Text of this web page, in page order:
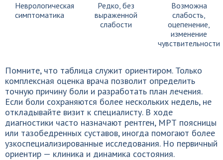
Неврологическая
симптоматика
Редко, без
выраженной
слабости
Возможна
слабость,
оцепенение,
изменение
чувствительности
Помните, что таблица служит ориентиром. Только
комплексная оценка врача позволит определить
точную причину боли и разработать план лечения.
Если боли сохраняются более нескольких недель, не
откладывайте визит к специалисту. В ходе
диагностики часто назначают рентген, МРТ поясницы
или тазобедренных суставов, иногда помогают более
узкоспециализированные исследования. Но первичный
ориентир — клиника и динамика состояния.